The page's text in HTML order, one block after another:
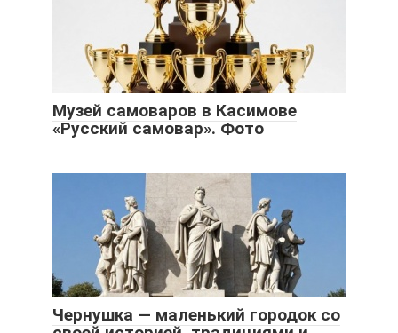
Музей самоваров в Касимове
«Русский самовар». Фото
Чернушка — маленький городок со